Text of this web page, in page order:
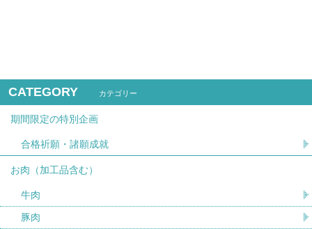
CATEGORY カテゴリー
期間限定の特別企画
合格祈願・諸願成就
お肉（加工品含む）
牛肉
豚肉